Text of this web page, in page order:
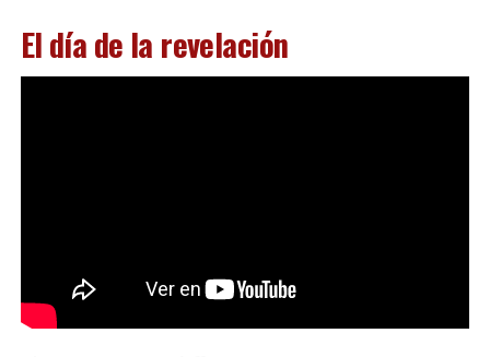
El día de la revelación